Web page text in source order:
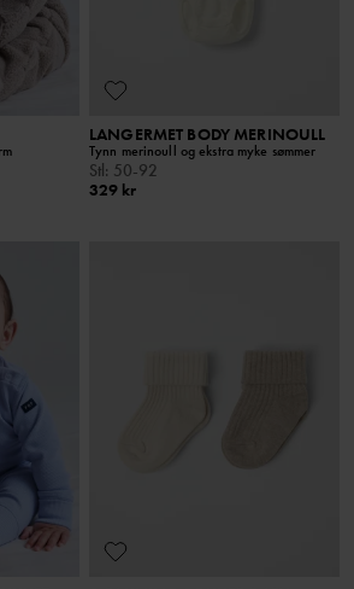
LANGERMET BODY MERINOULL
Tynn merinoull og ekstra myke sømmer
Stl : 50-92
329 kr